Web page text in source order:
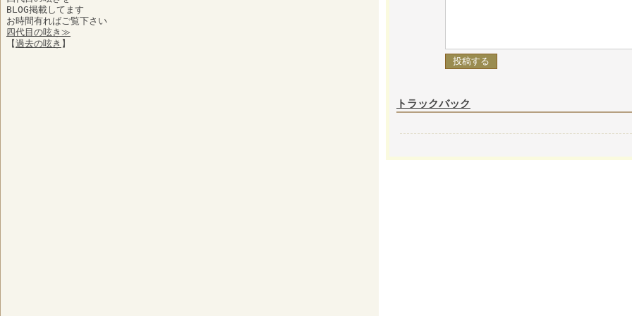
BLOG掲載してます
お時間有ればご覧下さい
四代目の呟き≫
【過去の呟き 】
トラックバック